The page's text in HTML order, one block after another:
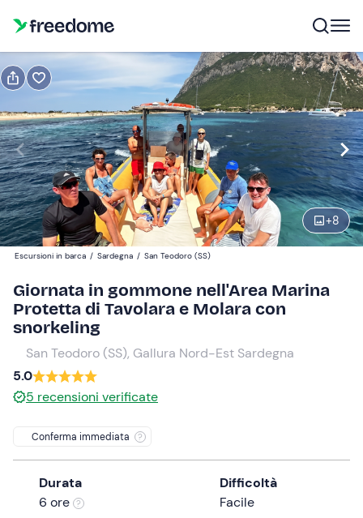
+8
Prenota Regala
Navigate
forward
to
interact
with
the
and
select
a
Press
the
question
key
to
Modifica
09:15 Modifica
Adulti
80 €
1
Bambini
65 €
0
Escursioni in barca / Sardegna / San Teodoro (SS)
Giornata in gommone nell'Area Marina
Protetta di Tavolara e Molara con
snorkeling
San Teodoro (SS), Gallura Nord-Est Sardegna
5.0
5 recensioni verificate
Conferma immediata
Durata
6 ore
Difficoltà
Facile